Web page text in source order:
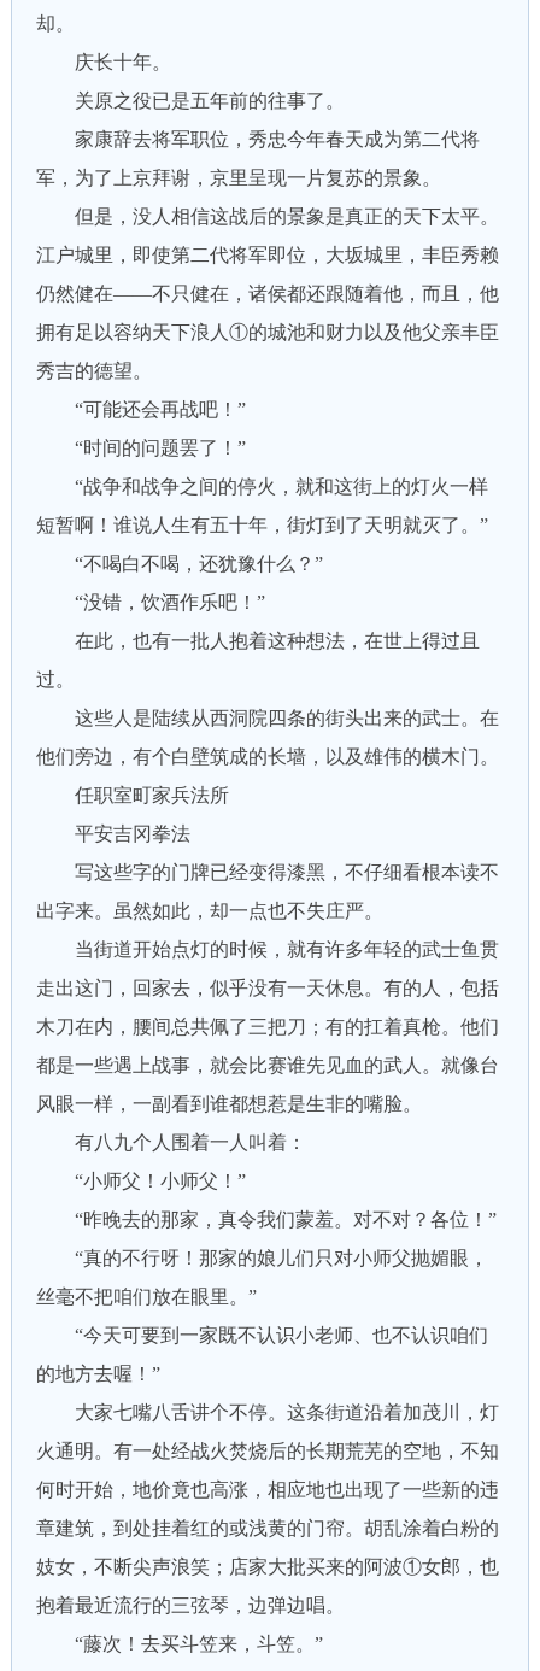
却。
庆长十年。
关原之役已是五年前的往事了。
家康辞去将军职位，秀忠今年春天成为第二代将
军，为了上京拜谢，京里呈现一片复苏的景象。
但是，没人相信这战后的景象是真正的天下太平。
江户城里，即使第二代将军即位，大坂城里，丰臣秀赖
仍然健在——不只健在，诸侯都还跟随着他，而且，他
拥有足以容纳天下浪人①的城池和财力以及他父亲丰臣
秀吉的德望。
“可能还会再战吧！”
“时间的问题罢了！”
“战争和战争之间的停火，就和这街上的灯火一样
短暂啊！谁说人生有五十年，街灯到了天明就灭了。”
“不喝白不喝，还犹豫什么？”
“没错，饮酒作乐吧！”
在此，也有一批人抱着这种想法，在世上得过且
过。
这些人是陆续从西洞院四条的街头出来的武士。在
他们旁边，有个白壁筑成的长墙，以及雄伟的横木门。
任职室町家兵法所
平安吉冈拳法
写这些字的门牌已经变得漆黑，不仔细看根本读不
出字来。虽然如此，却一点也不失庄严。
当街道开始点灯的时候，就有许多年轻的武士鱼贯
走出这门，回家去，似乎没有一天休息。有的人，包括
木刀在内，腰间总共佩了三把刀；有的扛着真枪。他们
都是一些遇上战事，就会比赛谁先见血的武人。就像台
风眼一样，一副看到谁都想惹是生非的嘴脸。
有八九个人围着一人叫着：
“小师父！小师父！”
“昨晚去的那家，真令我们蒙羞。对不对？各位！”
“真的不行呀！那家的娘儿们只对小师父抛媚眼，
丝毫不把咱们放在眼里。”
“今天可要到一家既不认识小老师、也不认识咱们
的地方去喔！”
大家七嘴八舌讲个不停。这条街道沿着加茂川，灯
火通明。有一处经战火焚烧后的长期荒芜的空地，不知
何时开始，地价竟也高涨，相应地也出现了一些新的违
章建筑，到处挂着红的或浅黄的门帘。胡乱涂着白粉的
妓女，不断尖声浪笑；店家大批买来的阿波①女郎，也
抱着最近流行的三弦琴，边弹边唱。
“藤次！去买斗笠来，斗笠。”